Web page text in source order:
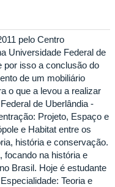
pelo Centro
Universidade Federal de
por isso a conclusão do
de um mobiliário
o que a levou a realizar
de Uberlândia -
Projeto, Espaço e
e Habitat entre os
história e conservação.
focando na história e
Brasil. Hoje é estudante
Teoria e